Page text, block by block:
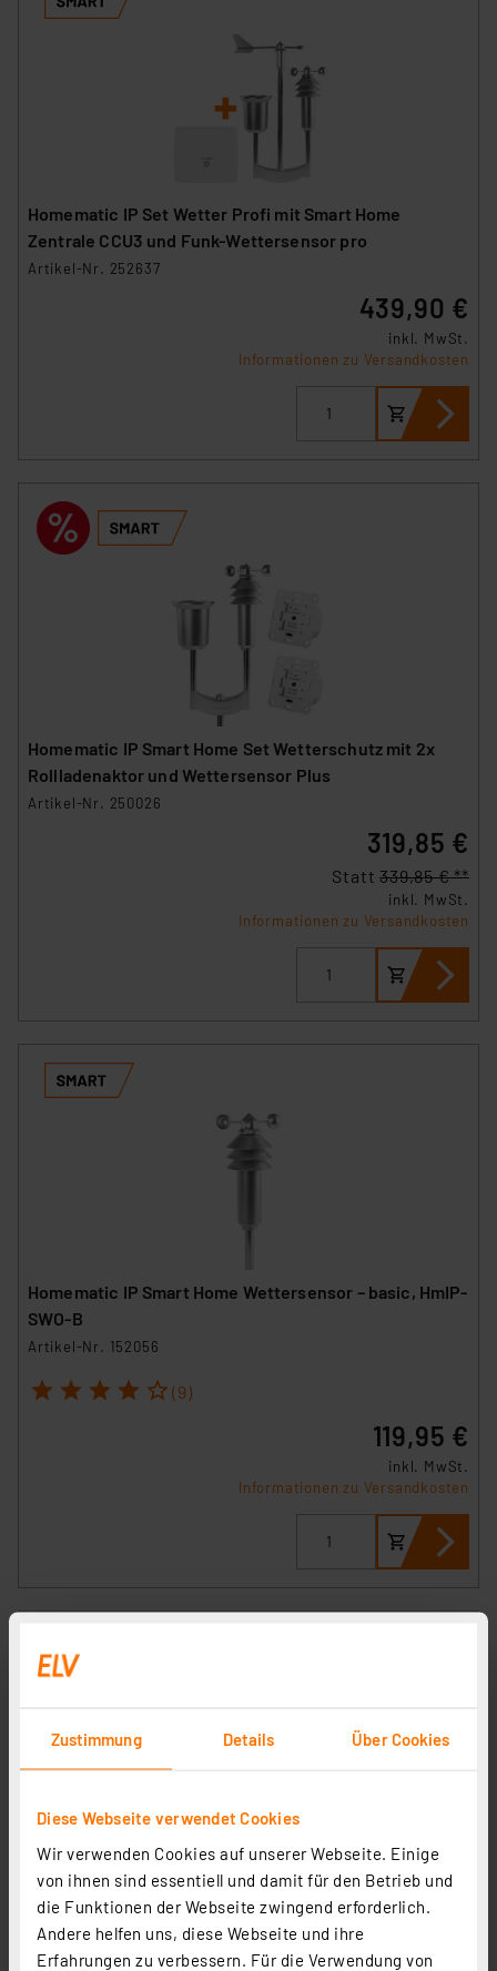
Zustimmung Details Über Cookies
Diese Webseite verwendet Cookies
Wir verwenden Cookies auf unserer Webseite. Einige
von ihnen sind essentiell und damit für den Betrieb und
die Funktionen der Webseite zwingend erforderlich.
Andere helfen uns, diese Webseite und ihre
Erfahrungen zu verbessern. Für die Verwendung von
Homematic IP Set Wetter Profi mit Smart Home
Zentrale CCU3 und Funk-Wettersensor pro
Artikel-Nr. 252637
439,90 €
inkl. MwSt.
Informationen zu Versandkosten
Homematic IP Smart Home Set Wetterschutz mit 2x
Rollladenaktor und Wettersensor Plus
Artikel-Nr. 250026
319,85 €
Statt339,85 € **
inkl. MwSt.
Informationen zu Versandkosten
Homematic IP Smart Home Wettersensor – basic, HmIP-
SWO-B
Artikel-Nr. 152056
1 2 3 4 5 (9)
119,95 €
inkl. MwSt.
Informationen zu Versandkosten
Homematic IP Smart Home Wettersensor – pro, HmIP-
SWO-PR
Artikel-Nr. 151821
2 3 4 5 (15)